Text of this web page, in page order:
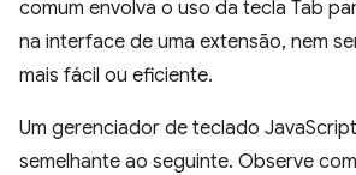
comum envolva o uso da tecla Tab
na interface de uma extensão, nem
mais fácil ou eficiente.
Um gerenciador de teclado
semelhante ao seguinte. Observe